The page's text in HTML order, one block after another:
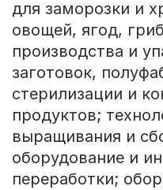
для заморозки и
овощей, ягод,
производства и
заготовок,
стерилизации и
продуктов;
выращивания и
оборудование и
переработки;